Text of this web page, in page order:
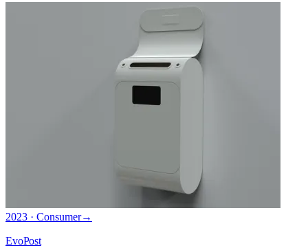
2023 · Consumer→
EvoPost